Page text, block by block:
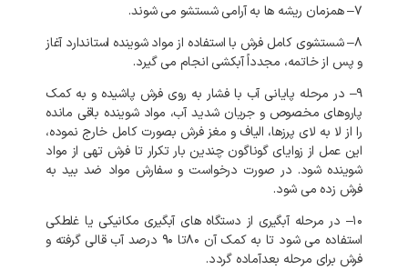
۷–همزمان ریشه ها به آرامی شستشو می شوند.
۸–شستشوی کامل فرش با استفاده از مواد شوینده استاندارد آغاز
و پس از خاتمه، مجدداًآبکشی انجام می گیرد.
۹– در مرحله پایانی آب با فشار به روی فرش پاشیده و به کمک
پاروهای مخصوص و جریان شدید آب، مواد شوینده باقی مانده
را از لا به لای پرزها، الیاف و مغز فرش بصورت کامل خارج نموده،
این عمل از زوایای گوناگون چندین بار تکرار تا فرش تهی از مواد
شوینده شود. در صورت درخواست و سفارش مواد ضد بید به
فرش زده می شود.
۱۰– در مرحله آبگیری از دستگاه های آبگیری مکانیکی یا غلطکی
استفاده می شود تا به کمک آن ۸۰تا ۹۰ درصد آب قالی گرفته و
فرش برای مرحله بعدآماده گردد.